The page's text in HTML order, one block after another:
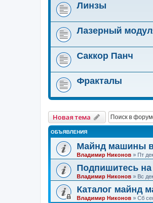
Линзы
Лазерный
Саккор Панч
Фракталы
Новая тема
ОБЪЯВЛЕНИЯ
Майнд машины
Владимир Никонов » Пт
Подпишитесь
Владимир Никонов » Вс
Каталог майнд
Владимир Никонов » Сб